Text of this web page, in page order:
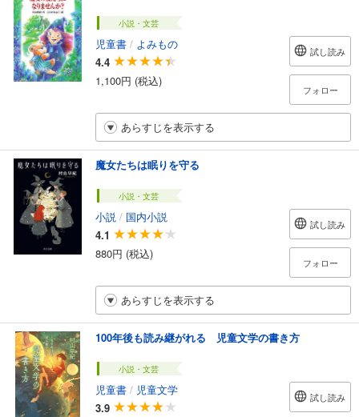
小説・文芸
児童書 / よみもの
4.4
1,100円 (税込)
試し読み
フォロー
あらすじを表示する
魔女たちは眠りを守る
小説・文芸
小説 / 国内小説
4.1
880円 (税込)
試し読み
フォロー
あらすじを表示する
100年後も読み継がれる 児童文学の書き方
小説・文芸
児童書 / 児童文学
3.9
試し読み